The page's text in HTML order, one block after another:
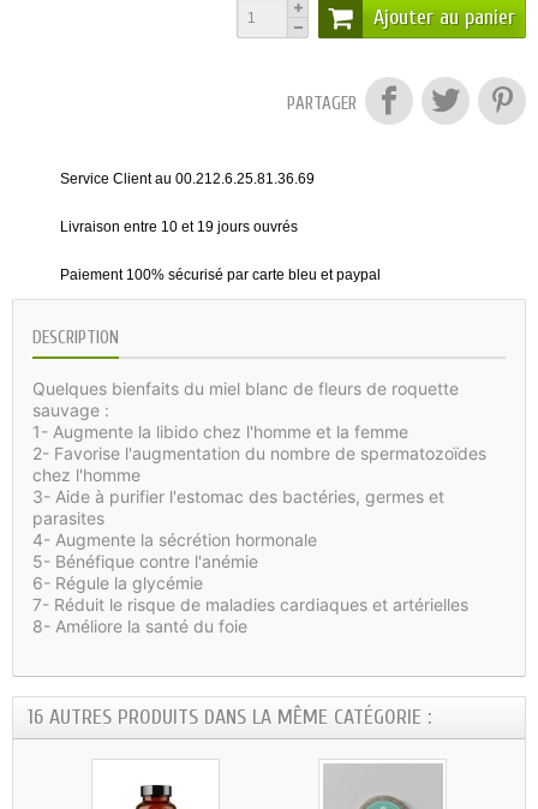
Ajouter au panier
PARTAGER
Service Client au 00.212.6.25.81.36.69
Livraison entre 10 et 19 jours ouvrés
Paiement 100% sécurisé par carte bleu et paypal
DESCRIPTION
Quelques bienfaits du miel blanc de fleurs de roquette
sauvage :
1- Augmente la libido chez l'homme et la femme
2- Favorise l'augmentation du nombre de spermatozoïdes
chez l'homme
3- Aide à purifier l'estomac des bactéries, germes et
parasites
4- Augmente la sécrétion hormonale
5- Bénéfique contre l'anémie
6- Régule la glycémie
7- Réduit le risque de maladies cardiaques et artérielles
8- Améliore la santé du foie
16 AUTRES PRODUITS DANS LA MÊME CATÉGORIE :